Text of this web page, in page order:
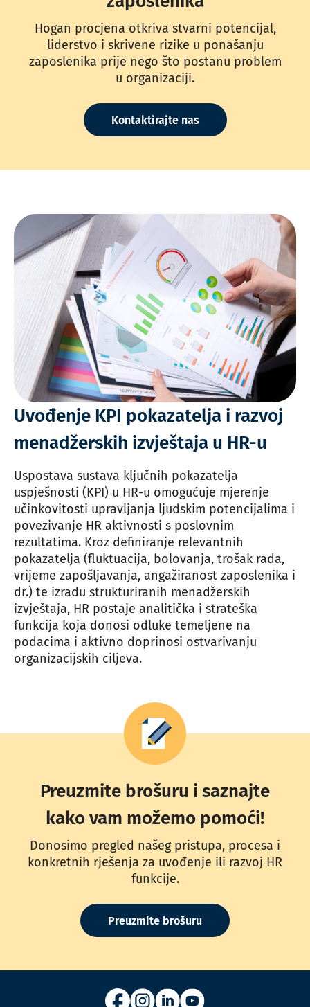
Hogan procjena otkriva stvarni potencijal,
liderstvo i skrivene rizike u ponašanju
zaposlenika prije nego što postanu problem
u organizaciji.
Kontaktirajte nas
Uvođenje KPI pokazatelja i razvoj
menadžerskih izvještaja u HR-u
Uspostava sustava ključnih pokazatelja
uspješnosti (KPI) u HR-u omogućuje mjerenje
učinkovitosti upravljanja ljudskim potencijalima i
povezivanje HR aktivnosti s poslovnim
rezultatima. Kroz definiranje relevantnih
pokazatelja (fluktuacija, bolovanja, trošak rada,
vrijeme zapošljavanja, angažiranost zaposlenika i
dr.) te izradu strukturiranih menadžerskih
izvještaja, HR postaje analitička i strateška
funkcija koja donosi odluke temeljene na
podacima i aktivno doprinosi ostvarivanju
organizacijskih ciljeva.
Preuzmite brošuru i saznajte
kako vam možemo pomoći!
Donosimo pregled našeg pristupa, procesa i
konkretnih rješenja za uvođenje ili razvoj HR
funkcije.
Preuzmite brošuru